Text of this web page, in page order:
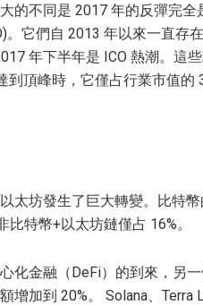
的不同是 2017 年的反彈完
。它們自 2013 年以來一直存
年下半年是 ICO 熱潮。這
到頂峰時，它僅占行業市值
太坊發生了巨大轉變。比特
比特幣+以太坊鏈僅占 16%。
化金融（DeFi）的到來，另
增加到 20%。 Solana、